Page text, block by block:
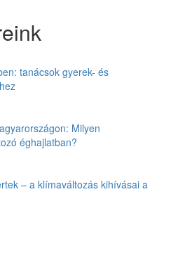
tanácsok gyerek- és
Milyen
éghajlatban?
– a klímaváltozás kihívásai a